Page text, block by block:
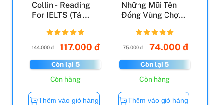
Collin - Reading
For IELTS (Tái
144.000 đ 117.000 đ
Còn lại 5
Còn hàng
Thêm vào giỏ hàng
Những Mũi Tên
Đồng Vùng Chợ
75.000 đ 74.000 đ
Còn lại 5
Còn hàng
Thêm vào giỏ hàng